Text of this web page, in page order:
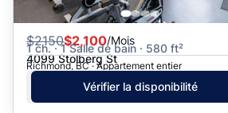
$2150$2,100/Mois
1 ch. · 1 Salle de bain · 580 ft²
4099 Stolberg St
Richmond, BC · Appartement entier
Vérifier la disponibilité